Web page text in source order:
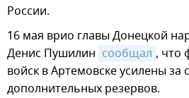
России.
16 мая врио главы Донецкой
Денис Пушилин сообщал , что
войск в Артемовске усилены за
дополнительных резервов.